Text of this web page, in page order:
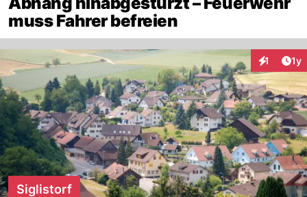
muss Fahrer befreien
1 1y
Siglistorf